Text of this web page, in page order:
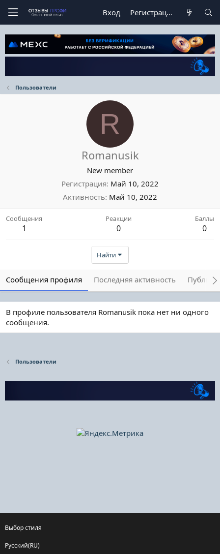
Вход Регистрация
Пользователи
R
Romanusik
New member
Регистрация Май 10, 2022
Активность Май 10, 2022
Сообщения
1
Реакции
0
Баллы
0
Найти
Сообщения профиля Последняя активность
В профиле пользователя Romanusik пока нет ни одного
сообщения.
Пользователи
Выбор стиля
Русский(RU)